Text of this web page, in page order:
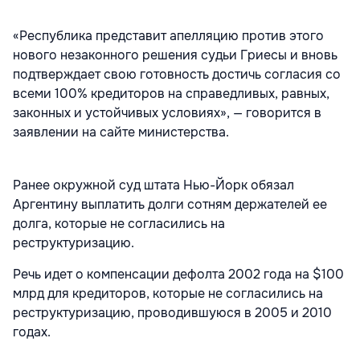
«Республика представит апелляцию против этого
нового незаконного решения судьи Гриесы и вновь
подтверждает свою готовность достичь согласия со
всеми 100% кредиторов на справедливых, равных,
законных и устойчивых условиях», — говорится в
заявлении на сайте министерства.
Ранее окружной суд штата Нью-Йорк обязал
Аргентину выплатить долги сотням держателей ее
долга, которые не согласились на
реструктуризацию.
Речь идет о компенсации дефолта 2002 года на $100
млрд для кредиторов, которые не согласились на
реструктуризацию, проводившуюся в 2005 и 2010
годах.